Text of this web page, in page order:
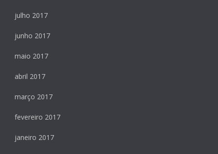
julho 2017
junho 2017
maio 2017
abril 2017
março 2017
fevereiro 2017
janeiro 2017